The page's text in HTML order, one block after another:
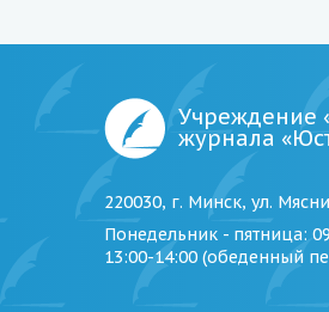
Учреждение
журнала
220030, г. Минск, ул.
Понедельник - пятница:
13:00-14:00 (обеденный